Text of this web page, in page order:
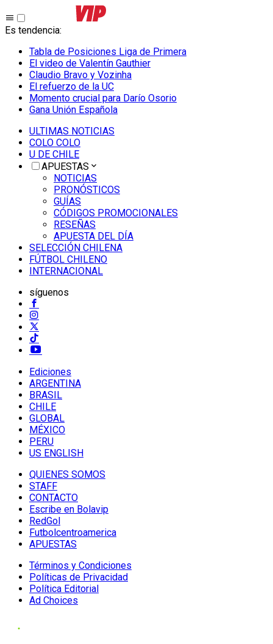
Es tendencia:
Tabla de Posiciones Liga de Primera
El video de Valentín Gauthier
Claudio Bravo y Vozinha
El refuerzo de la UC
Momento crucial para Darío Osorio
Gana Unión Española
ULTIMAS NOTICIAS
COLO COLO
U DE CHILE
APUESTAS
NOTICIAS
PRONÓSTICOS
GUÍAS
CÓDIGOS PROMOCIONALES
RESEÑAS
APUESTA DEL DÍA
SELECCIÓN CHILENA
FÚTBOL CHILENO
INTERNACIONAL
síguenos
Ediciones
ARGENTINA
BRASIL
CHILE
GLOBAL
MÉXICO
PERU
US ENGLISH
QUIENES SOMOS
STAFF
CONTACTO
Escribe en Bolavip
RedGol
Futbolcentroamerica
APUESTAS
Términos y Condiciones
Políticas de Privacidad
Política Editorial
Ad Choices